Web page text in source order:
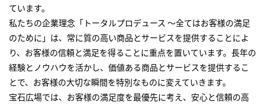
ています。
私たちの企業理念「トータルプロデュース ～全てはお客様の満足
のために」は、常に質の高い商品とサービスを提供することによ
り、お客様の信頼と満足を得ることに重点を置いています。長年の
経験とノウハウを活かし、価値ある商品とサービスを提供するこ
とで、お客様の大切な瞬間を特別なものに変えていきます。
宝石広場では、お客様の満足度を最優先に考え、安心と信頼の高